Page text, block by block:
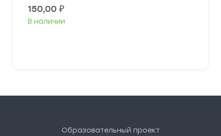
150,00 ₽
В наличии
Образовательный проект